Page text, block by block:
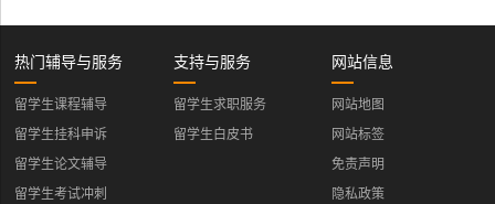
热门辅导与服务
留学生课程辅导
留学生挂科申诉
留学生论文辅导
留学生考试冲刺
支持与服务
留学生求职服务
留学生白皮书
网站信息
网站地图
网站标签
免责声明
隐私政策